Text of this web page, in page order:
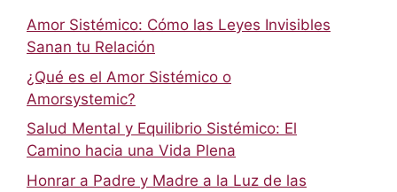
Amor Sistémico: Cómo las Leyes Invisibles
Sanan tu Relación
¿Qué es el Amor Sistémico o
Amorsystemic?
Salud Mental y Equilibrio Sistémico: El
Camino hacia una Vida Plena
Honrar a Padre y Madre a la Luz de las